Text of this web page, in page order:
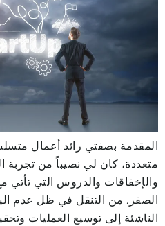
المقدمة بصفتي رائد أعمال
متعددة، كان لي نصيباً من تجربة
والإخفاقات والدروس التي
الصفر. من التنقل في ظل عدم
الناشئة إلى توسيع العمليات